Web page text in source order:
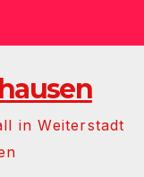
in Weiterstadt